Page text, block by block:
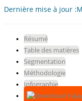
Dernière mise à jour
Résumé
Table des matières
Segmentation
Méthodologie
Infographie